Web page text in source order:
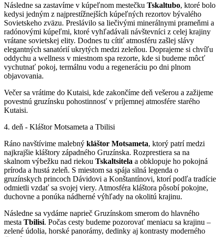
Následne sa zastavíme v kúpeľnom mestečku Tskaltubo, ktoré bolo
kedysi jedným z najprestížnejších kúpeľných rezortov bývalého
Sovietskeho zväzu. Preslávilo sa liečivými minerálnymi prameňmi a
radónovými kúpeľmi, ktoré vyhľadávali návštevníci z celej krajiny
vrátane sovietskej elity. Dodnes tu cítiť atmosféru zašlej slávy
elegantných sanatórií ukrytých medzi zeleňou. Doprajeme si chvíľu
oddychu a wellness v miestnom spa rezorte, kde si budeme môcť
vychutnať pokoj, termálnu vodu a regeneráciu po dni plnom
objavovania.
Večer sa vrátime do Kutaisi, kde zakončíme deň vešerou a zažijeme
povestnú gruzínsku pohostinnosť v príjemnej atmosfére starého
Kutaisi.
4. deň - Kláštor Motsameta a Tbilisi
Ráno navštívime malebný kláštor Motsameta, ktorý patrí medzi
najkrajšie kláštory západného Gruzínska. Rozprestiera sa na
skalnom výbežku nad riekou Tskaltsitela a obklopuje ho pokojná
príroda a hustá zeleň. S miestom sa spája silná legenda o
gruzínskych princoch Dávidovi a Konštantínovi, ktorí podľa tradície
odmietli vzdať sa svojej viery. Atmosféra kláštora pôsobí pokojne,
duchovne a ponúka nádherné výhľady na okolitú krajinu.
Následne sa vydáme naprieč Gruzínskom smerom do hlavného
mesta Tbilisi. Počas cesty budeme pozorovať meniacu sa krajinu –
zelené údolia, horské panorámy, dedinky aj kontrasty moderného